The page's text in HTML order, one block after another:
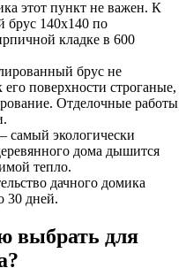
этот пункт не важен. К
брус 140х140 по
кладке в 600
брус не
его поверхности строганые,
Отделочные работы
самый экологически
дома дышится
тепло.
дачного домика
30 дней.
выбрать для